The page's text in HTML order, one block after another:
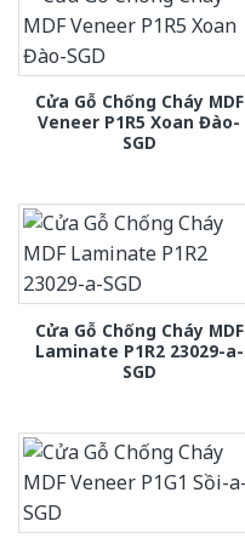
Cửa Gỗ Chống Cháy MDF
Veneer P1R5 Xoan Đào-
SGD
Cửa Gỗ Chống Cháy MDF
Laminate P1R2 23029-a-
SGD